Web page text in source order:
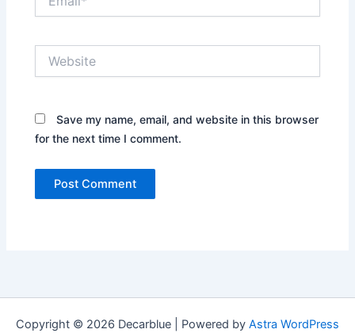
Save my name, email, and website in this browser
for the next time I comment.
Copyright © 2026 Decarblue | Powered by Astra WordPress